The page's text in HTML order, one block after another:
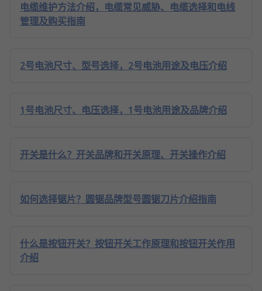
电缆维护方法介绍，电缆常见威胁、电缆选择和电线
管理及购买指南
2号电池尺寸、型号选择，2号电池用途及电压介绍
1号电池尺寸、电压选择，1号电池用途及品牌介绍
开关是什么？开关品牌和开关原理、开关操作介绍
如何选择锯片？圆锯品牌型号圆锯刀片介绍指南
什么是按钮开关？按钮开关工作原理和按钮开关作用
介绍